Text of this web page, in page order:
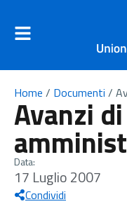
Home / Documenti /
Avanzi di
Data:
17 Luglio 2007
Condividi